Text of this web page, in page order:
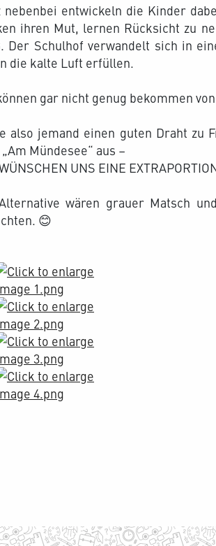
nebenbei entwickeln die Kinder
ihren Mut, lernen Rücksicht zu
Der Schulhof verwandelt sich in
die kalte Luft erfüllen.
gar nicht genug bekommen
also jemand einen guten Draht zu
Mündesee“ aus –
UNS EINE
wären grauer Matsch
😊